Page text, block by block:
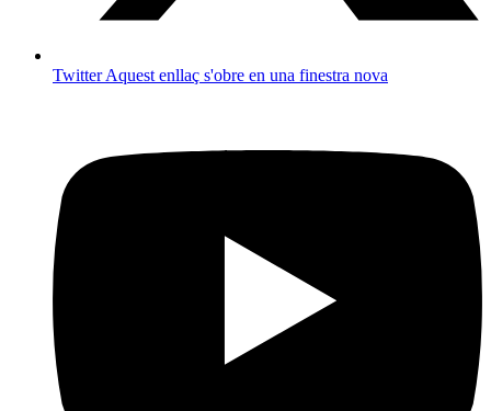
TwitterAquest enllaç s'obre en una finestra nova